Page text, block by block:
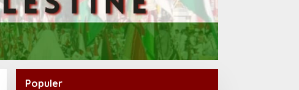
Populer